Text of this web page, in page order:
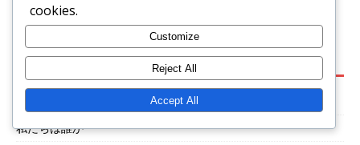
リンク
私たちは誰か
cookies.
Customize
Reject All
Accept All